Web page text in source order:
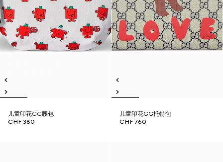
儿童印花GG腰包
CHF 380
儿童印花GG托特包
CHF 760